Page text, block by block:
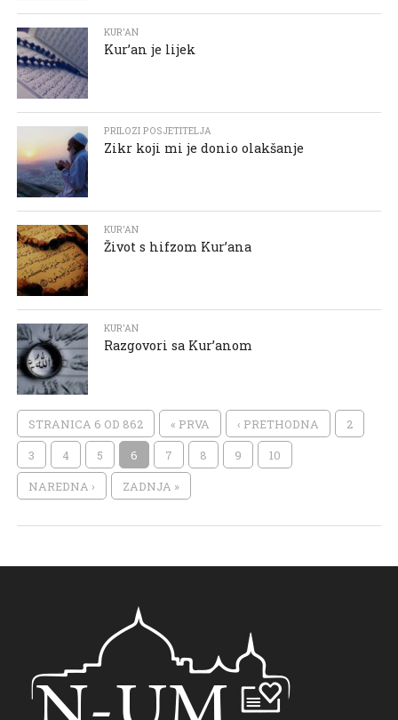
KUR'AN
Kur’an je lijek
PRILOZI POSJETITELJA
Zikr koji mi je donio olakšanje
KUR'AN
Život s hifzom Kur’ana
KUR'AN
Razgovori sa Kur’anom
STRANICA 6 OD 862 « PRVA ‹ PRETHODNA 2
3 4 5 6 7 8 9 10
NAREDNA › ZADNJA »